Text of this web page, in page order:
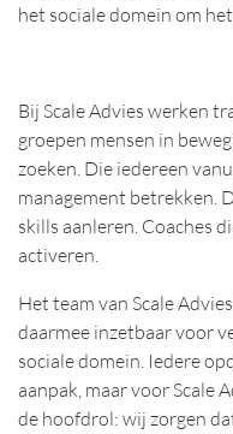
het sociale domein om
Bij Scale Advies werken
groepen mensen in
zoeken. Die iedereen
management betrekken.
skills aanleren. Coaches
activeren.
Het team van Scale
daarmee inzetbaar voor
sociale domein. Iedere
aanpak, maar voor Scale
de hoofdrol: wij zorgen